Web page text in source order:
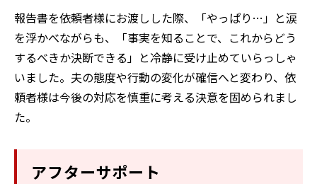
報告書を依頼者様にお渡しした際、「やっぱり…」と涙
を浮かべながらも、「事実を知ることで、これからどう
するべきか決断できる」と冷静に受け止めていらっしゃ
いました。夫の態度や行動の変化が確信へと変わり、依
頼者様は今後の対応を慎重に考える決意を固められまし
た。
アフターサポート